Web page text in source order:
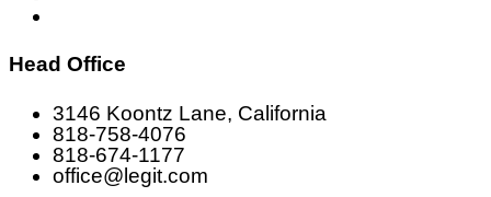
Head Office
3146 Koontz Lane, California
818-758-4076
818-674-1177
office@legit.com